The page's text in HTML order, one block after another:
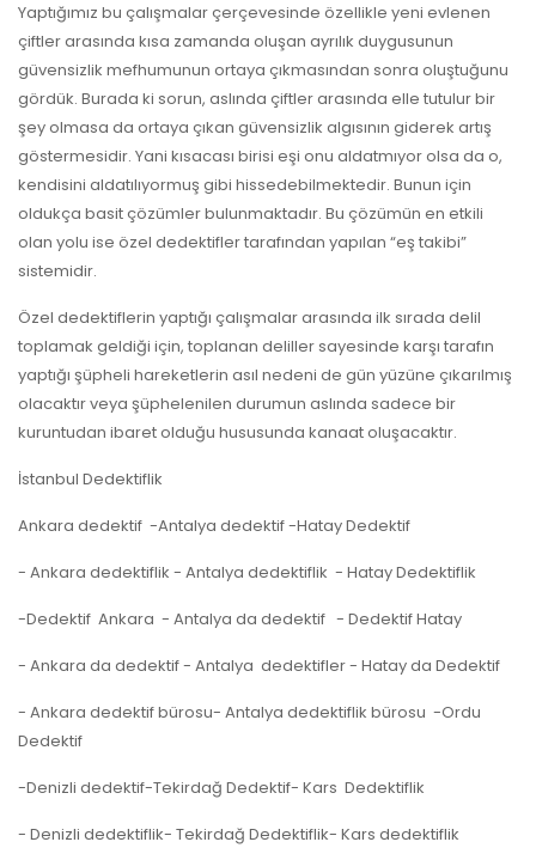
Yaptığımız bu çalışmalar çerçevesinde özellikle yeni evlenen
çiftler arasında kısa zamanda oluşan ayrılık duygusunun
güvensizlik mefhumunun ortaya çıkmasından sonra oluştuğunu
gördük. Burada ki sorun, aslında çiftler arasında elle tutulur bir
şey olmasa da ortaya çıkan güvensizlik algısının giderek artış
göstermesidir. Yani kısacası birisi eşi onu aldatmıyor olsa da o,
kendisini aldatılıyormuş gibi hissedebilmektedir. Bunun için
oldukça basit çözümler bulunmaktadır. Bu çözümün en etkili
olan yolu ise özel dedektifler tarafından yapılan “eş takibi”
sistemidir.
Özel dedektiflerin yaptığı çalışmalar arasında ilk sırada delil
toplamak geldiği için, toplanan deliller sayesinde karşı tarafın
yaptığı şüpheli hareketlerin asıl nedeni de gün yüzüne çıkarılmış
olacaktır veya şüphelenilen durumun aslında sadece bir
kuruntudan ibaret olduğu hususunda kanaat oluşacaktır.
İstanbul Dedektiflik
Ankara dedektif -Antalya dedektif -Hatay Dedektif
- Ankara dedektiflik - Antalya dedektiflik - Hatay Dedektiflik
-Dedektif Ankara - Antalya da dedektif - Dedektif Hatay
- Ankara da dedektif - Antalya dedektifler - Hatay da Dedektif
- Ankara dedektif bürosu- Antalya dedektiflik bürosu -Ordu
Dedektif
-Denizli dedektif-Tekirdağ Dedektif- Kars Dedektiflik
- Denizli dedektiflik- Tekirdağ Dedektiflik- Kars dedektiflik